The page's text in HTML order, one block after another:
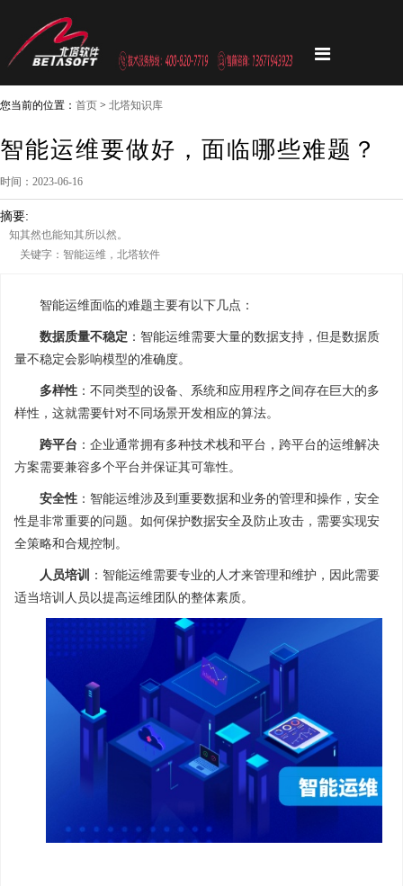
您当前的位置： 首页 > 北塔知识库
智能运维要做好，面临哪些难题？
时间：2023-06-16
摘要:
知其然也能知其所以然。
关键字：智能运维，北塔软件
智能运维面临的难题主要有以下几点：
数据质量不稳定 ：智能运维需要大量的数据支持，但是数据质
量不稳定会影响模型的准确度。
多样性 ：不同类型的设备、系统和应用程序之间存在巨大的多
样性，这就需要针对不同场景开发相应的算法。
跨平台 ：企业通常拥有多种技术栈和平台，跨平台的运维解决
方案需要兼容多个平台并保证其可靠性。
安全性 ：智能运维涉及到重要数据和业务的管理和操作，安全
性是非常重要的问题。如何保护数据安全及防止攻击，需要实现安
全策略和合规控制。
人员培训
：智能运维需要专业的人才来管理和维护，因此需要
适当培训人员以提高运维团队的整体素质。